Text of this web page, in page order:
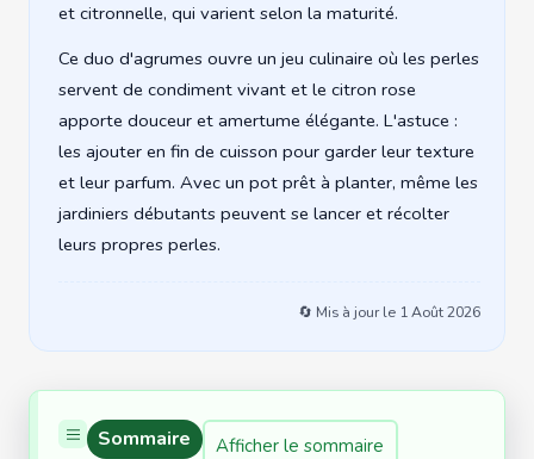
et citronnelle, qui varient selon la maturité.
Ce duo d'agrumes ouvre un jeu culinaire où les perles
servent de condiment vivant et le citron rose
apporte douceur et amertume élégante. L'astuce :
les ajouter en fin de cuisson pour garder leur texture
et leur parfum. Avec un pot prêt à planter, même les
jardiniers débutants peuvent se lancer et récolter
leurs propres perles.
🔄 Mis à jour le 1 Août 2026
Sommaire Afficher le sommaire